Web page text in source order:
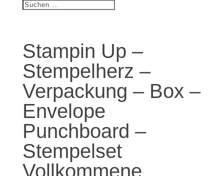
Stampin Up –
Stempelherz –
Verpackung – Box –
Envelope
Punchboard –
Stempelset
Vollkommene